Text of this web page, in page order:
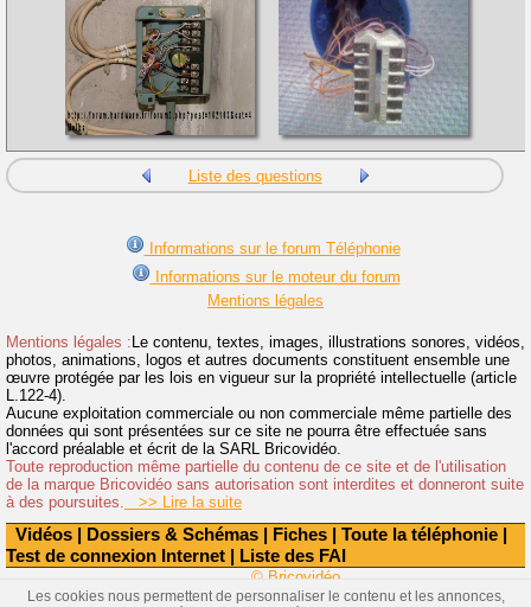
Vidéos | Dossiers & Schémas | Fiches | Toute la téléphonie |
Test de connexion Internet | Liste des FAI
Liste des questions
Informations sur le forum Téléphonie
Informations sur le moteur du forum
Mentions légales
Mentions légales : Le contenu, textes, images, illustrations sonores, vidéos,
photos, animations, logos et autres documents constituent ensemble une
œuvre protégée par les lois en vigueur sur la propriété intellectuelle (article
L.122-4).
Aucune exploitation commerciale ou non commerciale même partielle des
données qui sont présentées sur ce site ne pourra être effectuée sans
l'accord préalable et écrit de la SARL Bricovidéo.
Toute reproduction même partielle du contenu de ce site et de l'utilisation
de la marque Bricovidéo sans autorisation sont interdites et donneront suite
à des poursuites. >> Lire la suite
© Bricovidéo
Les cookies nous permettent de personnaliser le contenu et les annonces,